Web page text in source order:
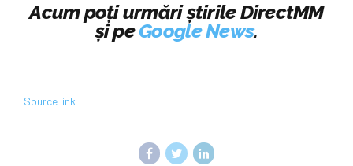
Acum poți urmări știrile DirectMM
și peGoogle News.
Source link